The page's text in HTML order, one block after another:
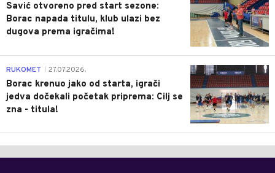
Savić otvoreno pred start sezone:
Borac napada titulu, klub ulazi bez
dugova prema igračima!
0
RUKOMET 27.07.2026.
Borac krenuo jako od starta, igrači
jedva dočekali početak priprema: Cilj se
zna - titula!